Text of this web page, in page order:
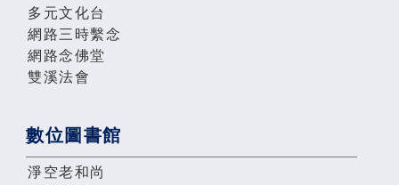
多元文化台
網路三時繫念
網路念佛堂
雙溪法會
數位圖書館
淨空老和尚